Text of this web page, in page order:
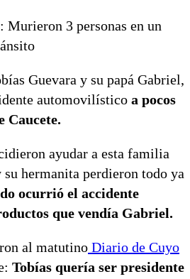
Murieron 3 personas en un
Guevara y su papá Gabriel,
automovilístico a pocos
Caucete.
ayudar a esta familia
hermanita perdieron todo ya
ocurrió el accidente
que vendía Gabriel.
al matutino Diario de Cuyo
Tobías quería ser presidente